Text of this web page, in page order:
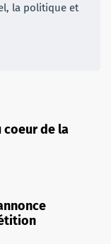
la politique et
coeur de la